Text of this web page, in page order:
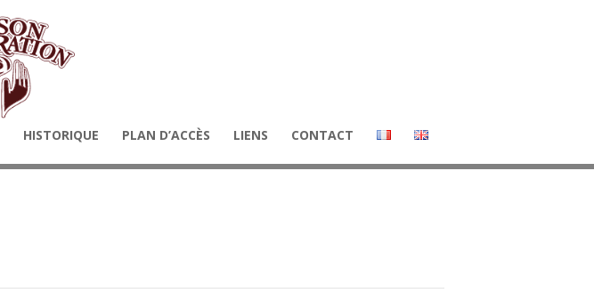
HISTORIQUE PLAN D’ACCÈS LIENS CONTACT